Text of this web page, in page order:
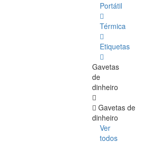
Portátil
Térmica
Etiquetas
Gavetas
de
dinheiro
Gavetas de
dinheiro
Ver
todos